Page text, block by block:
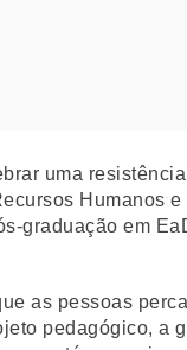
uma
Humanos
graduação em
as pessoas
pedagógico, a